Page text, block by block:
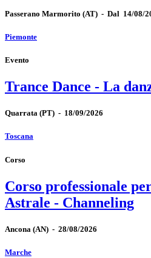
Passerano Marmorito (AT) - Dal 14/08/
Piemonte
Evento
Trance Dance - La
Quarrata (PT) - 18/09/2026
Toscana
Corso
Corso professionale
Astrale - Channeling
Ancona (AN) - 28/08/2026
Marche